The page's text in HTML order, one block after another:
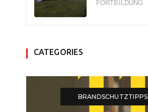
FORTBILDUNG
CATEGORIES
BRANDSCHUTZTIPPS